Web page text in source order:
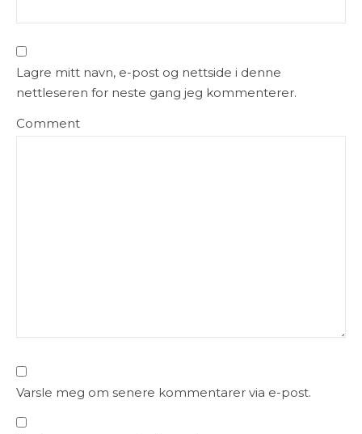
Lagre mitt navn, e-post og nettside i denne
nettleseren for neste gang jeg kommenterer.
Comment
Varsle meg om senere kommentarer via e-post.